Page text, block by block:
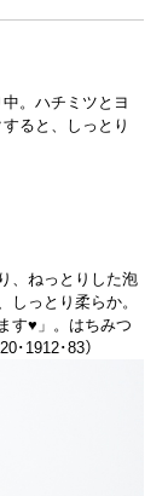
。ハチミツとヨ
ると、しっとり
、ねっとりした泡
っとり柔らか。
す♥」。はちみつ
･1912･83）